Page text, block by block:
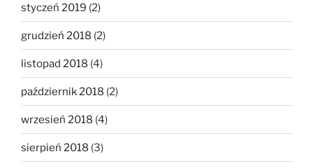
styczeń 2019 (2)
grudzień 2018 (2)
listopad 2018 (4)
październik 2018 (2)
wrzesień 2018 (4)
sierpień 2018 (3)